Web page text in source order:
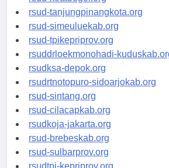
rsud-kotabogor.org
rsud-tanjungpinangkota.org
rsud-simeuluekab.org
rsud-tpikepriprov.org
rsuddrloekmonohadi-kuduskab.org
rsudksa-depok.org
rsudrtnotopuro-sidoarjokab.org
rsud-sintang.org
rsud-cilacapkab.org
rsudkoja-jakarta.org
rsud-brebeskab.org
rsud-sulbarprov.org